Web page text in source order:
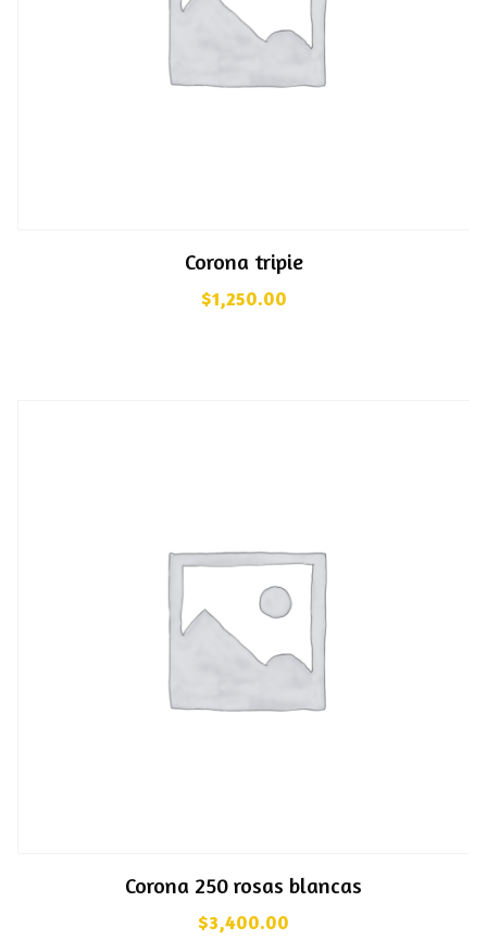
Corona tripie
$1,250.00
Corona 250 rosas blancas
$3,400.00